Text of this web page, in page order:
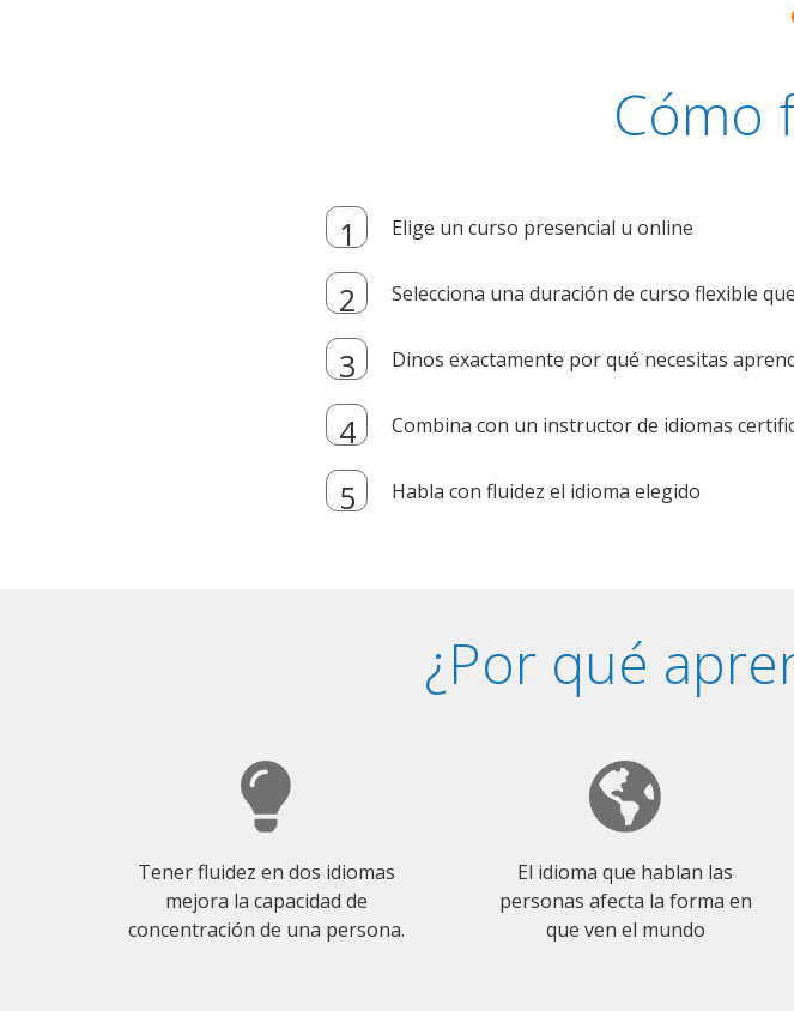
Cómo
Elige un curso presencial u online
Selecciona una duración de curso flexible
Dinos exactamente por qué necesitas
Combina con un instructor de idiomas
Habla con fluidez el idioma elegido
¿Por qué
Tener fluidez en dos idiomas
mejora la capacidad de
concentración de una persona.
El idioma que hablan las
personas afecta la forma en
que ven el mundo